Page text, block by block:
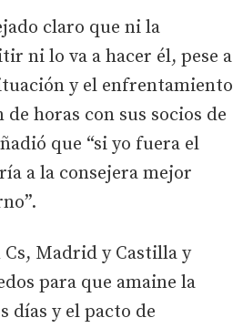
claro que ni la
ni lo va a hacer él, pese a
y el enfrentamiento
horas con sus socios de
que “si yo fuera el
a la consejera mejor
Madrid y Castilla y
para que amaine la
días y el pacto de